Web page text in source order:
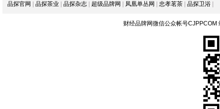
品探官网 品探茶业 品探杂志 超级品牌网 凤凰单丛网 忠孝茗茶 品探卫浴
财经品牌网微信公众帐号CJPPCOM